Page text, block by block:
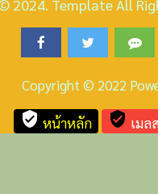
2024. Template All
Copyright © 2022
verified_user หน้าหลัก verified_user เมล